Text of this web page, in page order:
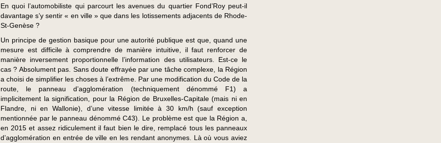
En quoi l’automobiliste qui parcourt les avenues du quartier Fond’Roy peut-il
davantage s’y sentir « en ville » que dans les lotissements adjacents de Rhode-
St-Genèse ?
Un principe de gestion basique pour une autorité publique est que, quand une
mesure est difficile à comprendre de manière intuitive, il faut renforcer de
manière inversement proportionnelle l’information des utilisateurs. Est-ce le
cas ? Absolument pas. Sans doute effrayée par une tâche complexe, la Région
a choisi de simplifier les choses à l’extrême. Par une modification du Code de la
route, le panneau d’agglomération (techniquement dénommé F1) a
implicitement la signification, pour la Région de Bruxelles-Capitale (mais ni en
Flandre, ni en Wallonie), d’une vitesse limitée à 30 km/h (sauf exception
mentionnée par le panneau dénommé C43). Le problème est que la Région a,
en 2015 et assez ridiculement il faut bien le dire, remplacé tous les panneaux
d’agglomération en entrée de ville en les rendant anonymes. Là où vous aviez